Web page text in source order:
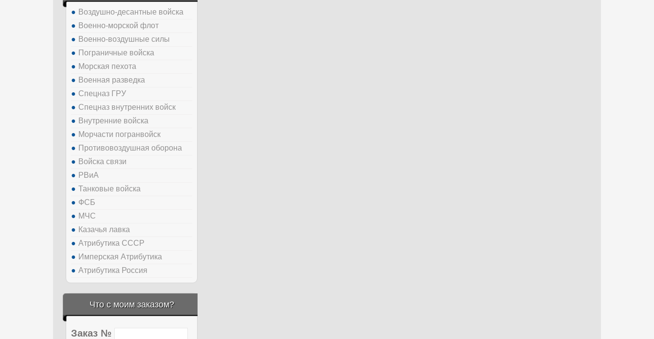
Воздушно-десантные войска
Военно-морской флот
Военно-воздушные силы
Пограничные войска
Морская пехота
Военная разведка
Спецназ ГРУ
Спецназ внутренних войск
Внутренние войска
Морчасти погранвойск
Противовоздушная оборона
Войска связи
РВиА
Танковые войска
ФСБ
МЧС
Казачья лавка
Атрибутика СССР
Имперская Атрибутика
Атрибутика Россия
Что с моим заказом?
Заказ №